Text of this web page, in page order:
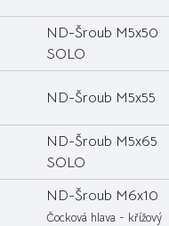
ND-Šroub M5x50
SOLO
ND-Šroub M5x55
ND-Šroub M5x65
SOLO
ND-Šroub M6x10
Čocková hlava - křížový